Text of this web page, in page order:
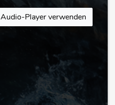
Audio-Player verwenden